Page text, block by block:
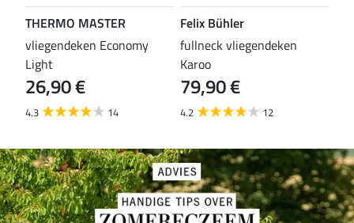
THERMO MASTER
vliegendeken Economy
Light
26,90 €
4.3 14
Felix Bühler
fullneck vliegendeken
Karoo
79,90 €
4.2 12